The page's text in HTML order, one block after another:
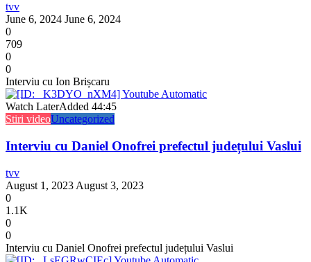
tvv
June 6, 2024 June 6, 2024
0
709
0
0
Interviu cu Ion Brișcaru
Watch LaterAdded 44:45
Stiri videoUncategorized
Interviu cu Daniel Onofrei prefectul județului Vaslui
tvv
August 1, 2023 August 3, 2023
0
1.1K
0
0
Interviu cu Daniel Onofrei prefectul județului Vaslui